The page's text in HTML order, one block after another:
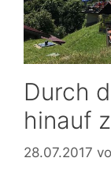
Durch
hinauf
28.07.2017